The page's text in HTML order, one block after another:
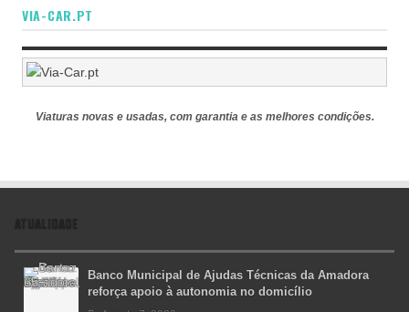
VIA-CAR.PT
Viaturas novas e usadas, com garantia e as melhores condições.
ATUALIDADE
Banco Municipal de Ajudas Técnicas da Amadora
reforça apoio à autonomia no domicílio